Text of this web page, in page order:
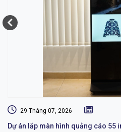
29 Tháng 07, 2026
Dự án lắp màn hình quảng cáo 55